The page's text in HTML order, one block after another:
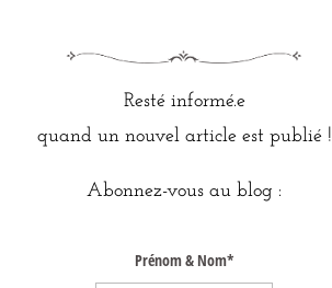
Resté informé.e
quand un nouvel article est publié !
Abonnez-vous au blog :
Prénom & Nom*